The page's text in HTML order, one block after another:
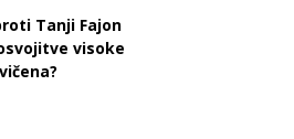
Tanji Fajon
visoke